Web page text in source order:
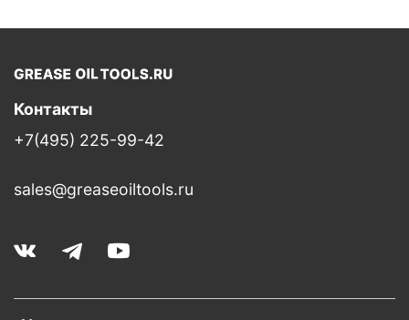
Контакты
+7(495) 225-99-42
sales@greaseoiltools.ru